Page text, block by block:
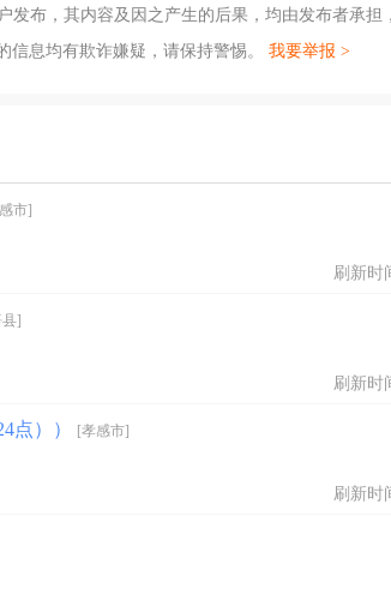
布，其内容及因之产生的后果，均由发布者承担
信息均有欺诈嫌疑，请保持警惕。 我要举报 >
市]
刷新时
]
刷新时
点）） [孝感市]
刷新时